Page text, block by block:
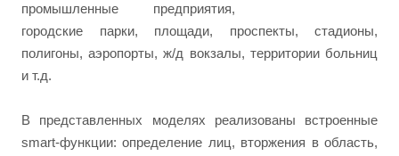
промышленные предприятия,
городские парки, площади, проспекты, стадионы,
полигоны, аэропорты, ж/д вокзалы, территории больниц
и т.д.
В представленных моделях реализованы встроенные
smart-функции: определение лиц, вторжения в область,